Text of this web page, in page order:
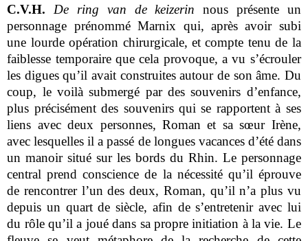
C.V.H. De ring van de keizerin nous présente un
personnage prénommé Marnix qui, après avoir subi
une lourde opération chirurgicale, et compte tenu de la
faiblesse temporaire que cela provoque, a vu s’écrouler
les digues qu’il avait construites autour de son âme. Du
coup, le voilà submergé par des souvenirs d’enfance,
plus précisément des souvenirs qui se rapportent à ses
liens avec deux personnes, Roman et sa sœur Irène,
avec lesquelles il a passé de longues vacances d’été dans
un manoir situé sur les bords du Rhin. Le personnage
central prend conscience de la nécessité qu’il éprouve
de rencontrer l’un des deux, Roman, qu’il n’a plus vu
depuis un quart de siècle, afin de s’entretenir avec lui
du rôle qu’il a joué dans sa propre initiation à la vie. Le